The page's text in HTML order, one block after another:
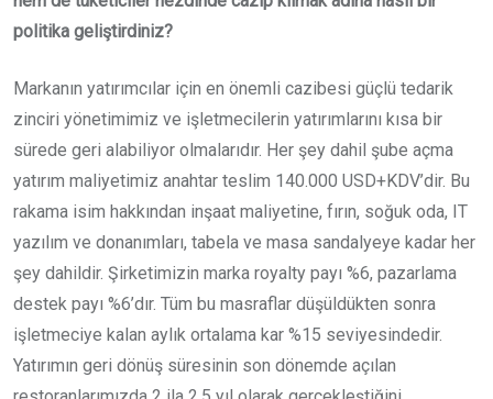
politika geliştirdiniz?
Markanın yatırımcılar için en önemli cazibesi güçlü tedarik
zinciri yönetimimiz ve işletmecilerin yatırımlarını kısa bir
sürede geri alabiliyor olmalarıdır. Her şey dahil şube açma
yatırım maliyetimiz anahtar teslim 140.000 USD+KDV’dir. Bu
rakama isim hakkından inşaat maliyetine, fırın, soğuk oda, IT
yazılım ve donanımları, tabela ve masa sandalyeye kadar her
şey dahildir. Şirketimizin marka royalty payı %6, pazarlama
destek payı %6’dır. Tüm bu masraflar düşüldükten sonra
işletmeciye kalan aylık ortalama kar %15 seviyesindedir.
Yatırımın geri dönüş süresinin son dönemde açılan